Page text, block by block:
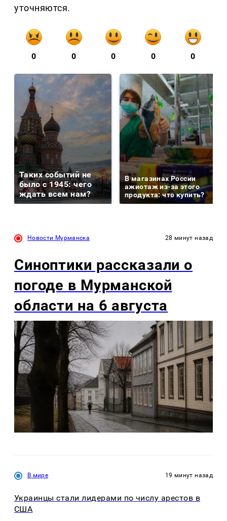
уточняются.
0 0 0 0 0
Таких событий не
было с 1945: чего
ждать всем нам?
В магазинах России
ажиотаж из-за этого
продукта: что купить?
Новости Мурманска 28 минут назад
Синоптики рассказали о
погоде в Мурманской
области на 6 августа
В мире 19 минут назад
Украинцы стали лидерами по числу арестов в
США